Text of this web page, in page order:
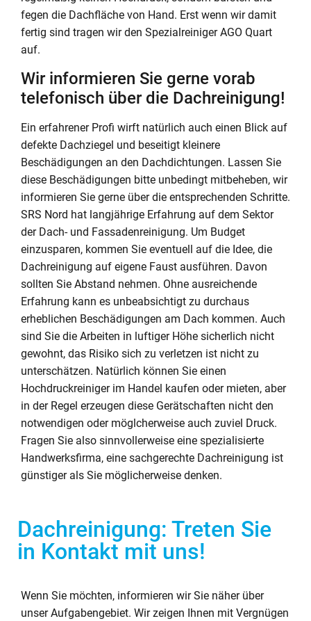
fegen die Dachfläche von Hand. Erst wenn wir damit
fertig sind tragen wir den Spezialreiniger AGO Quart
auf.
Wir informieren Sie gerne vorab
telefonisch über die Dachreinigung!
Ein erfahrener Profi wirft natürlich auch einen Blick auf
defekte Dachziegel und beseitigt kleinere
Beschädigungen an den Dachdichtungen. Lassen Sie
diese Beschädigungen bitte unbedingt mitbeheben, wir
informieren Sie gerne über die entsprechenden Schritte.
SRS Nord hat langjährige Erfahrung auf dem Sektor
der Dach- und Fassadenreinigung. Um Budget
einzusparen, kommen Sie eventuell auf die Idee, die
Dachreinigung auf eigene Faust ausführen. Davon
sollten Sie Abstand nehmen. Ohne ausreichende
Erfahrung kann es unbeabsichtigt zu durchaus
erheblichen Beschädigungen am Dach kommen. Auch
sind Sie die Arbeiten in luftiger Höhe sicherlich nicht
gewohnt, das Risiko sich zu verletzen ist nicht zu
unterschätzen. Natürlich können Sie einen
Hochdruckreiniger im Handel kaufen oder mieten, aber
in der Regel erzeugen diese Gerätschaften nicht den
notwendigen oder möglcherweise auch zuviel Druck.
Fragen Sie also sinnvollerweise eine spezialisierte
Handwerksfirma, eine sachgerechte Dachreinigung ist
günstiger als Sie möglicherweise denken.
Dachreinigung: Treten Sie
in Kontakt mit uns!
Wenn Sie möchten, informieren wir Sie näher über
unser Aufgabengebiet. Wir zeigen Ihnen mit Vergnügen